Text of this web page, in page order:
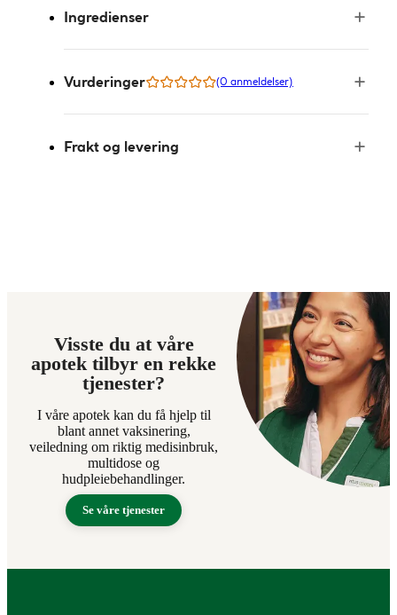
Ingredienser
Vurderinger (0 anmeldelser)
Frakt og levering
Visste du at våre
apotek tilbyr en rekke
tjenester?
I våre apotek kan du få hjelp til
blant annet vaksinering,
veiledning om riktig medisinbruk,
multidose og
hudpleiebehandlinger.
Se våre tjenester